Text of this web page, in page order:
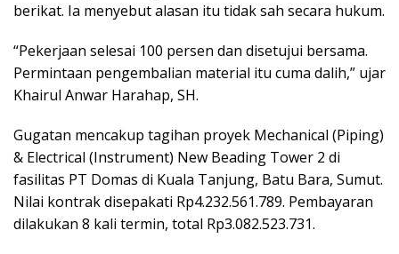
berikat. Ia menyebut alasan itu tidak sah secara hukum.
“Pekerjaan selesai 100 persen dan disetujui bersama.
Permintaan pengembalian material itu cuma dalih,” ujar
Khairul Anwar Harahap, SH.
Gugatan mencakup tagihan proyek Mechanical (Piping)
& Electrical (Instrument) New Beading Tower 2 di
fasilitas PT Domas di Kuala Tanjung, Batu Bara, Sumut.
Nilai kontrak disepakati Rp4.232.561.789. Pembayaran
dilakukan 8 kali termin, total Rp3.082.523.731.